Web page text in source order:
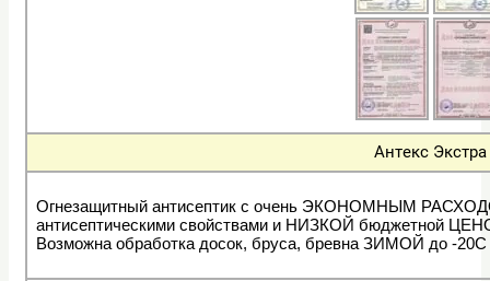
Антекс Экстра
Огнезащитный антисептик с очень ЭКОНОМНЫМ
антисептическими свойствами и НИЗКОЙ бюджетной
Возможна обработка досок, бруса, бревна ЗИМОЙ до -20С